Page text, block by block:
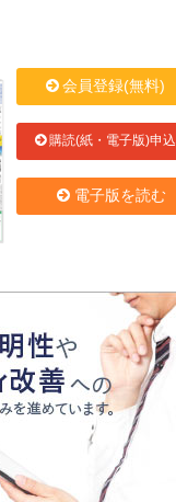
会員登録(無料)
購読(紙・電子版)申込
電子版を読む